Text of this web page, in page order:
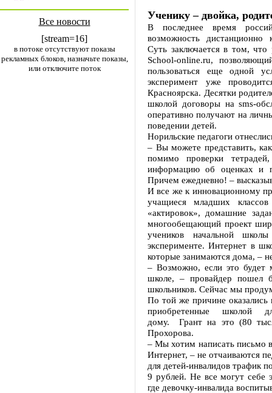
Все новости
[stream=16]
в потоке отсутствуют показы
рекламных блоков, назначьте показы,
или отключите поток
Ученику – двойка,
В последнее время
возможность дистанционно
Суть заключается в том,
School-online.ru,
пользоваться еще одной
эксперимент уже
Красноярска. Десятки
школой договоры на sms-
оперативно получают на
поведении детей.
Норильские педагоги
– Вы можете представить,
помимо проверки
информацию об оценках и
Причем ежедневно! –
И все же к инновационному
учащиеся младших
«актировок», домашние
многообещающий проект
учеников начальной
эксперименте. Интернет в
которые занимаются дома, –
– Возможно, если это будет
школе, – провайдер пошел
школьников. Сейчас мы
По той же причине
приобретенные школой
дому. Грант на это (80
Прохорова.
– Мы хотим написать письмо
Интернет, – не отчаиваются
для детей-инвалидов трафик
9 рублей. Не все могут себе
где девочку-инвалида